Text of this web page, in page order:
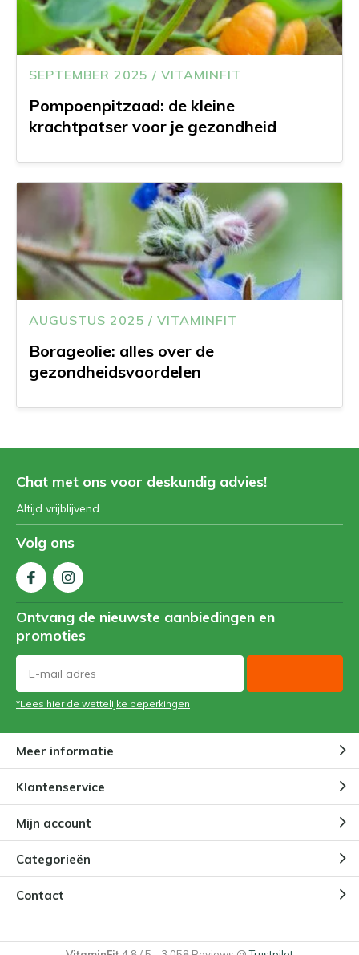
SEPTEMBER 2025 / VITAMINFIT
Pompoenpitzaad: de kleine
krachtpatser voor je gezondheid
AUGUSTUS 2025 / VITAMINFIT
Borageolie: alles over de
gezondheidsvoordelen
Chat met ons voor deskundig advies!
Altijd vrijblijvend
Volg ons
Ontvang de nieuwste aanbiedingen en
promoties
*Lees hier de wettelijke beperkingen
Meer informatie
Klantenservice
Mijn account
Categorieën
Contact